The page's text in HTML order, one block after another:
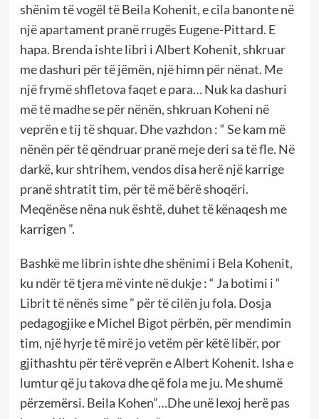
shënim të vogël të Beila Kohenit, e cila banonte në
një apartament pranë rrugës Eugene-Pittard. E
hapa. Brenda ishte libri i Albert Kohenit, shkruar
me dashuri për të jëmën, një himn për nënat. Me
një frymë shfletova faqet e para… Nuk ka dashuri
më të madhe se për nënën, shkruan Koheni në
veprën e tij të shquar. Dhe vazhdon : “ Se kam më
nënën për të qëndruar pranë meje deri sa të fle. Në
darkë, kur shtrihem, vendos disa herë një karrige
pranë shtratit tim, për të më bërë shoqëri.
Meqënëse nëna nuk është, duhet të kënaqesh me
karrigen ”.
Bashkë me librin ishte dhe shënimi i Bela Kohenit,
ku ndër të tjera më vinte në dukje : “ Ja botimi i “
Librit të nënës sime ” për të cilën ju fola. Dosja
pedagogjike e Michel Bigot përbën, për mendimin
tim, një hyrje të mirë jo vetëm për këtë libër, por
gjithashtu për tërë veprën e Albert Kohenit. Isha e
lumtur që ju takova dhe që fola me ju. Me shumë
përzemërsi. Beila Kohen”…Dhe unë lexoj herë pas